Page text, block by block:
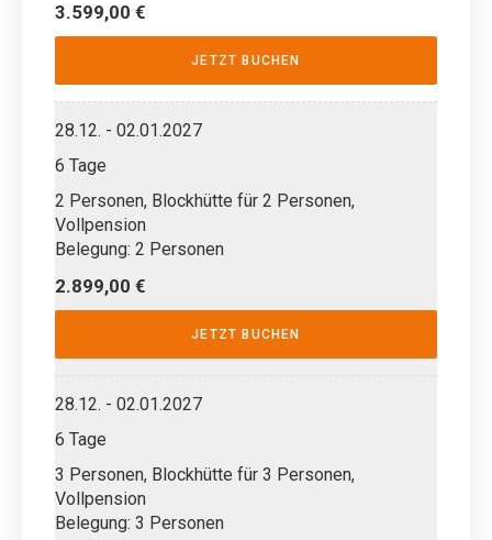
3.599,00 €
JETZT BUCHEN
28.12. - 02.01.2027
6 Tage
2 Personen, Blockhütte für 2 Personen,
Vollpension
Belegung: 2 Personen
2.899,00 €
JETZT BUCHEN
28.12. - 02.01.2027
6 Tage
3 Personen, Blockhütte für 3 Personen,
Vollpension
Belegung: 3 Personen